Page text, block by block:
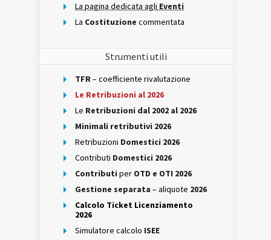
La pagina dedicata agli Eventi
La Costituzione commentata
Strumenti utili
TFR– coefficiente rivalutazione
Le Retribuzioni al 2026
Le Retribuzioni dal 2002 al 2026
Minimali retributivi 2026
Retribuzioni Domestici 2026
Contributi Domestici 2026
Contributi per OTD e OTI 2026
Gestione separata – aliquote 2026
Calcolo Ticket Licenziamento
2026
Simulatore calcolo ISEE